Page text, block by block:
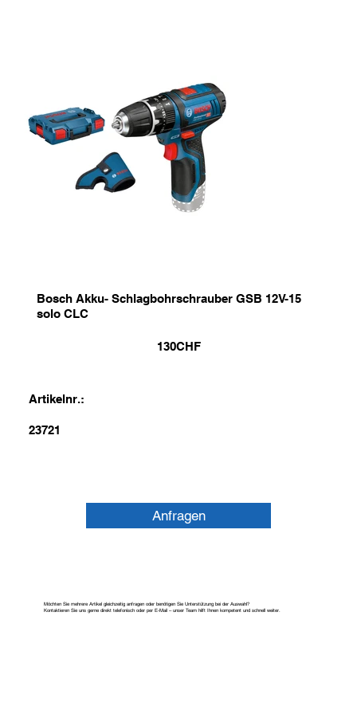
Bosch Akku- Schlagbohrschrauber GSB 12V-15
solo CLC
130CHF
Artikelnr.:
23721
Anfragen
Möchten Sie mehrere Artikel gleichzeitig anfragen oder benötigen Sie Unterstützung bei der Auswahl?
Kontaktieren Sie uns gerne direkt telefonisch oder per E-Mail – unser Team hilft Ihnen kompetent und schnell weiter.